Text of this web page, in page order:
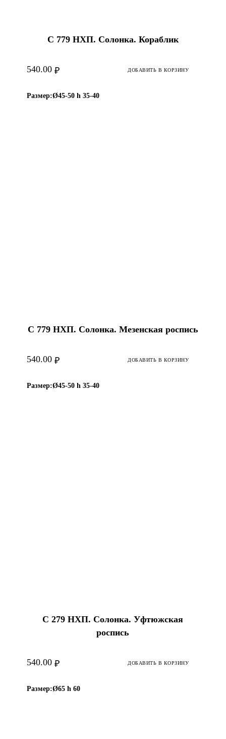
С 779 НХП. Солонка. Кораблик
₽
540.00 ДОБАВИТЬ В КОРЗИНУ
Размер:Ø45-50 h 35-40
С 779 НХП. Солонка. Мезенская роспись
₽
540.00 ДОБАВИТЬ В КОРЗИНУ
Размер:Ø45-50 h 35-40
С 279 НХП. Солонка. Уфтюжская
роспись
₽
540.00 ДОБАВИТЬ В КОРЗИНУ
Размер:Ø65 h 60